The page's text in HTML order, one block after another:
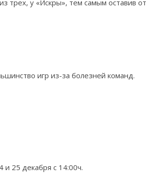
трех, у «Искры», тем самым оставив от
игр из-за болезней команд.
25 декабря с 14:00ч.